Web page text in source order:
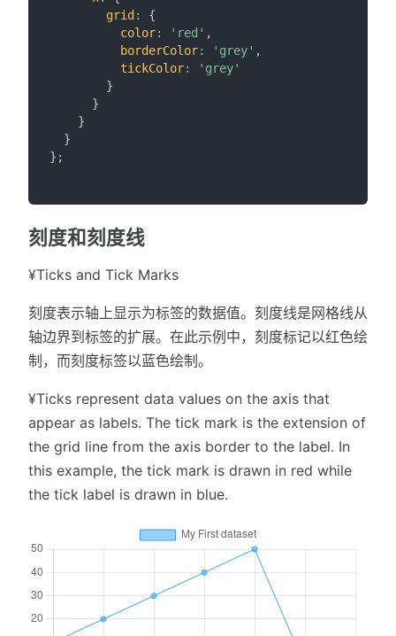
grid :
{
color: 'red' ,
borderColor: 'grey' ,
tickColor:
'grey'
}
}
}
}
} ;
刻度和刻度线
¥Ticks and Tick Marks
刻度表示轴上显示为标签的数据值。刻度线是网格线从
轴边界到标签的扩展。在此示例中，刻度标记以红色绘
制，而刻度标签以蓝色绘制。
¥Ticks represent data values on the axis that
appear as labels. The tick mark is the extension of
the grid line from the axis border to the label. In
this example, the tick mark is drawn in red while
the tick label is drawn in blue.